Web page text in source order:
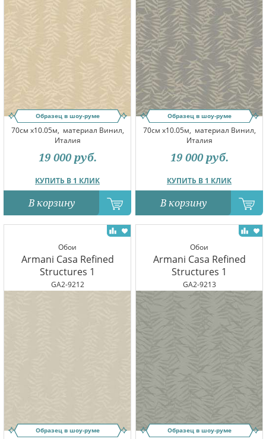
Образец в шоу-руме
70см x10.05м, материал Винил,
Италия
КУПИТЬ В 1 КЛИК
19 000 руб.
В корзину
Образец в шоу-руме
70см x10.05м, материал Винил,
Италия
КУПИТЬ В 1 КЛИК
19 000 руб.
В корзину
Обои
Armani Casa Refined
Structures 1
GA2-9212
Образец в шоу-руме
Обои
Armani Casa Refined
Structures 1
GA2-9213
Образец в шоу-руме